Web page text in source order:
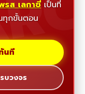
รส เลกาซี่ เป็นที่
ทุกขั้นตอน
นที
บวงจร